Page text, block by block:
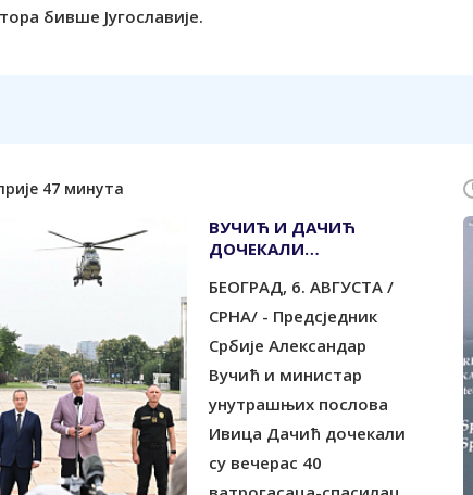
бивше Југославије.
47 минута
ВУЧИЋ И ДАЧИЋ
ДОЧЕКАЛИ
ИЗ ШПАНИЈЕ
БЕОГРАД, 6. АВГУСТА /
СРНА/ - Предсједник
Србије Александар
Вучић и министар
унутрашњих послова
Ивица Дачић дочекали
су вечерас 40